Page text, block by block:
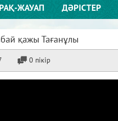
ЖАУАП ДӘРІСТЕР
қажы Тағанұлы
0 пікір